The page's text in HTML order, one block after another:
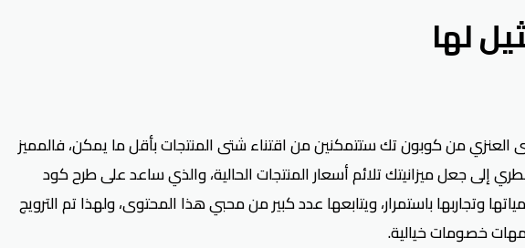
من كوبون تك ستتمكنين من اقتناء شتى المنتجات بأقل ما يمكن، فالمميز
إلى جعل ميزانيتك تلائم أسعار المنتجات الحالية، والذي ساعد على طرح كود
باستمرار، ويتابعها عدد كبير من محبي هذا المحتوى، ولهذا تم الترويج
خصومات خيالية.